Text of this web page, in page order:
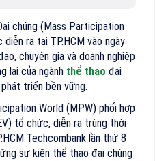
chúng (Mass Participation
ra tại TP.HCM vào ngày
chuyên gia và doanh nghiệp
lai của ngành thể thao đại
triển bền vững.
World (MPW) phối hợp
tổ chức, diễn ra trùng thời
Techcombank lần thứ 8
sự kiện thể thao đại chúng